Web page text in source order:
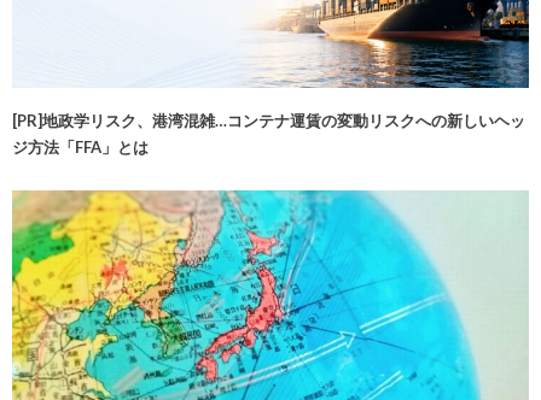
[PR]地政学リスク、港湾混雑…コンテナ運賃の変動リスクへの新しいヘッ
ジ方法「FFA」とは